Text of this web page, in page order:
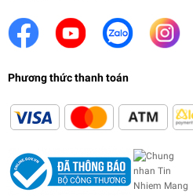
Phương thức thanh toán